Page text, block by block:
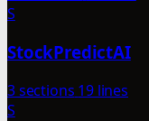
S
StockPredictAI
3 sections 19 lines
S